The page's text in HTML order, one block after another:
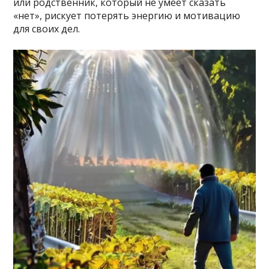
«нет», рискует потерять энергию и мотивацию
для своих дел.